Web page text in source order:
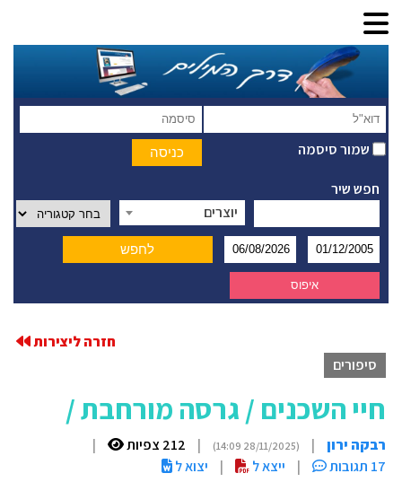
שמור סיסמה
חפש שיר
יוצרים
חזרה ליצירות
סיפורים
חיי השכנים / גרסה מורחבת /
רבקה ירון |
(28/11/2025 14:09)
| 212 צפיות
|
17 תגובות
| ייצא ל |
יצוא ל